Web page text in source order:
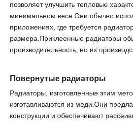
позволяет улучшить тепловые
минимальном весе.Они обычно
приложениях, где требуется
размера.Приклеенные радиаторы
производительность, но их
Повернутые радиаторы
Радиаторы, изготовленные этим
изготавливаются из меди.Они
конструкции и обеспечивают